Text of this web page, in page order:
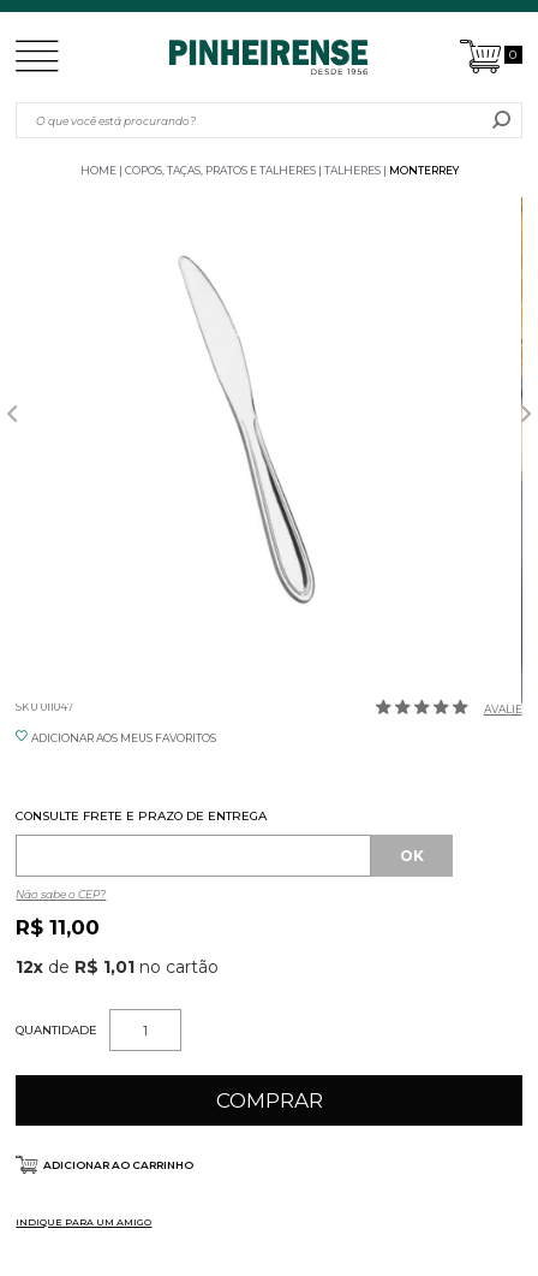
0
HOME COPOS, TAÇAS, PRATOS E TALHERES TALHERES MONTERREY
SKU 011047 AVALIE
ADICIONAR AOS MEUS FAVORITOS
CONSULTE FRETE E PRAZO DE ENTREGA
Não sabe o CEP?
R$ 11,00
12x de R$ 1,01
QUANTIDADE
COMPRAR
ADICIONAR AO CARRINHO
INDIQUE PARA UM AMIGO